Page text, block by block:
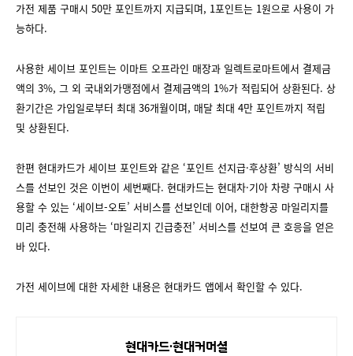
가전 제품 구매시 50만 포인트까지 지급되며, 1포인트는 1원으로 사용이 가
능하다.
사용한 세이브 포인트는 이마트 오프라인 매장과 일렉트로마트에서 결제금
액의 3%, 그 외 국내외가맹점에서 결제금액의 1%가 적립되어 상환된다. 상
환기간은 가입일로부터 최대 36개월이며, 매달 최대 4만 포인트까지 적립
및 상환된다.
한편 현대카드가 세이브 포인트와 같은 ‘포인트 선지급·후상환’ 방식의 서비
스를 선보인 것은 이번이 세번째다. 현대카드는 현대차·기아 차량 구매시 사
용할 수 있는 ‘세이브-오토’ 서비스를 선보인데 이어, 대한항공 마일리지를
미리 충전해 사용하는 ‘마일리지 긴급충전’ 서비스를 선보여 큰 호응을 얻은
바 있다.
가전 세이브에 대한 자세한 내용은 현대카드 앱에서 확인할 수 있다.
현대카드∙현대커머셜